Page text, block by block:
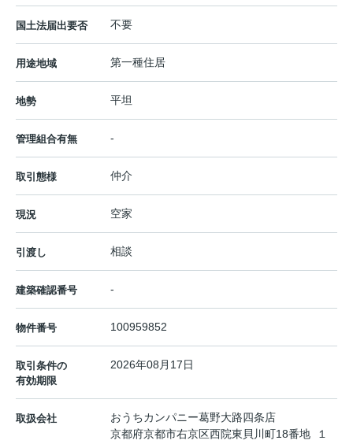
国土法届出要否 不要
用途地域 第一種住居
地勢 平坦
管理組合有無 -
取引態様 仲介
現況 空家
引渡し 相談
建築確認番号 -
物件番号 100959852
取引条件の
有効期限
2026年08月17日
取扱会社
おうちカンパニー葛野大路四条店
京都府京都市右京区西院東貝川町18番地 １